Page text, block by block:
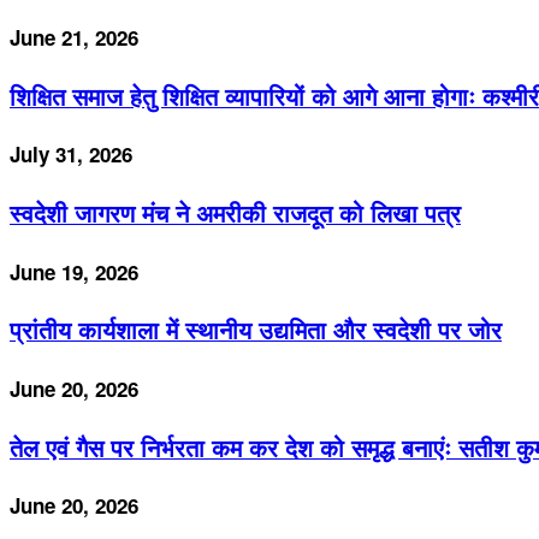
June 21, 2026
शिक्षित समाज हेतु शिक्षित व्यापारियों को आगे आना होगाः
July 31, 2026
स्वदेशी जागरण मंच ने अमरीकी राजदूत को लिखा पत्र
June 19, 2026
प्रांतीय कार्यशाला में स्थानीय उद्यमिता और स्वदेशी पर जोर
June 20, 2026
तेल एवं गैस पर निर्भरता कम कर देश को समृद्ध बनाएंः सतीश
June 20, 2026